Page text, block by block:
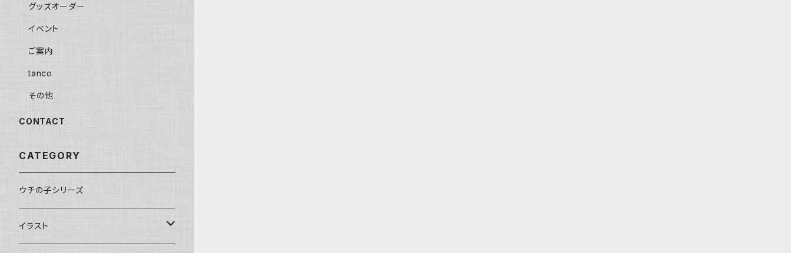
グッズオーダー
イベント
ご案内
tanco
その他
CONTACT
CATEGORY
ウチの子シリーズ
イラスト